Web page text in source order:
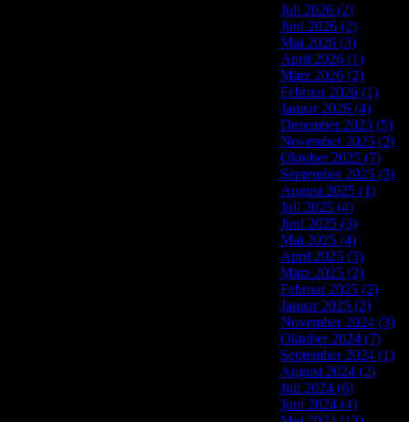
Juli 2026 (2)
Juni 2026 (2)
Mai 2026 (3)
April 2026 (1)
März 2026 (2)
Februar 2026 (1)
Januar 2026 (4)
Dezember 2025 (5)
November 2025 (2)
Oktober 2025 (7)
September 2025 (3)
August 2025 (1)
Juli 2025 (4)
Juni 2025 (3)
Mai 2025 (4)
April 2025 (3)
März 2025 (2)
Februar 2025 (2)
Januar 2025 (2)
November 2024 (3)
Oktober 2024 (7)
September 2024 (1)
August 2024 (2)
Juli 2024 (6)
Juni 2024 (4)